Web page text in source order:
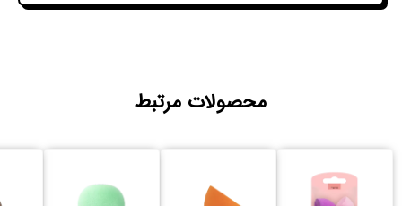
محصولات مرتبط